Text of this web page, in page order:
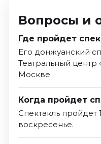
Вопросы и
Где пройдет
Его донжуанский
Театральный
Москве.
Когда пройдет
Спектакль пройдет
воскресенье.